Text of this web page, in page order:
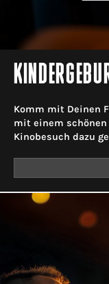
Komm mit Deinen
mit einem
Kinobesuch dazu